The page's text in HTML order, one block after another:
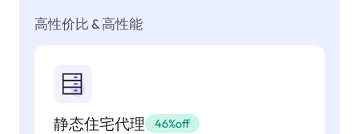
高性价比 & 高性能
静态住宅代理 46%off